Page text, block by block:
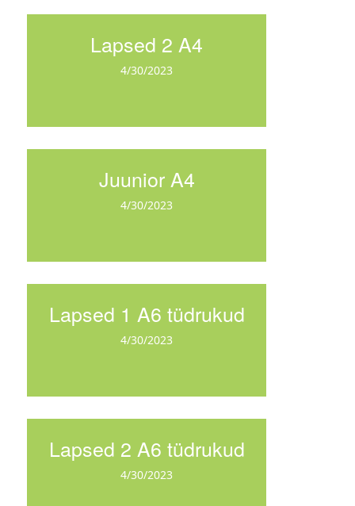
Lapsed 2 A4
4/30/2023
Juunior A4
4/30/2023
Lapsed 1 A6 tüdrukud
4/30/2023
Lapsed 2 A6 tüdrukud
4/30/2023